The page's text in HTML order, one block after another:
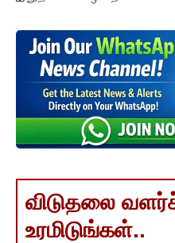
விடுதலை
உரமிடுங்கள்..